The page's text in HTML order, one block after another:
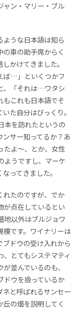
ャン・マリー・ブル
ような日本語は知ら
車の助手席からく
かけてきました。
ば…」といくつかフ
、「それは…ワタシ
もこれも日本語でそ
た自分はびっくり。
本を訪れたというの
サー知ってるか？あ
たよ～、とか、女性
うですし、マーケ
ってきました。
れたのですが、でか
が点在しているとい
地以外はブルジョワ
模です。ワイナリーは
ドウの受け入れから
とてもシステマティ
並んでいるのも、
ドウを扱っているか
ネと呼ばれるサンセー
の畑を説明してく